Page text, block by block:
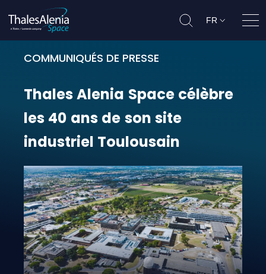
FR
COMMUNIQUÉS DE PRESSE
Thales Alenia Space célèbre les
ThalesAlenia Space célèbre
les 40 ans de son site
industriel Toulousain